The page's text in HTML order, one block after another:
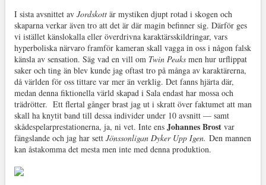
I sista avsnittet avJordskottär mystiken djupt rotad i skogen och
skaparna verkar även tro att det är där magin befinner sig. Därför ges
vi istället känslokalla eller överdrivna karaktärsskildringar, vars
hyperboliska närvaro framför kameran skall vagga in oss i någon falsk
känsla av sensation. Säg vad en vill om Twin Peaksmen hur urflippat
saker och ting än blev kunde jag oftast tro på många av karaktärerna,
då världen för oss tittare var mer än verklig. Det fanns hjärta där,
medan denna fiktionella värld skapad i Sala endast har mossa och
trädrötter. Ett flertal gånger brast jag ut i skratt över faktumet att man
skall ha knytit band till dessa individer under 10 avsnitt — samt
skådespelarprestationerna, ja, ni vet. Inte ens Johannes Brostvar
fängslande och jag har sett Jönssonligan Dyker Upp Igen. Den mannen
kan åstakomma det mesta men inte med denna produktion.